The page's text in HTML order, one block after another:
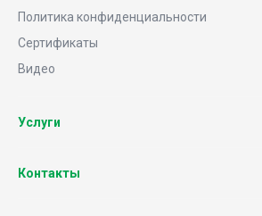
Политика конфиденциальности
Сертификаты
Видео
Услуги
Контакты